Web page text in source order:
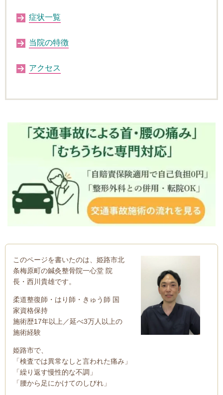
症状一覧
当院の特徴
アクセス
このページを書いたのは、姫路市北
条梅原町の鍼灸整骨院一心堂 院
長・西川貴雄です。
柔道整復師・はり師・きゅう師 国
家資格保持
施術歴17年以上／延べ3万人以上の
施術経験
姫路市で、
「検査では異常なしと言われた痛み」
「繰り返す慢性的な不調」
「腰から足にかけてのしびれ」